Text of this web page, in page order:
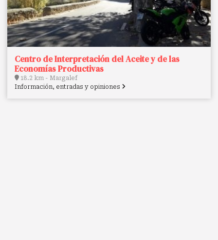
Centro de Interpretación del Aceite y de las
Economías Productivas
18.2 km - Margalef
Información, entradas y opiniones